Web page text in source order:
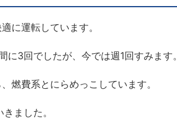
に運転しています。
3回でしたが、今では週1回すみます。
燃費系とにらめっこしています。
ました。